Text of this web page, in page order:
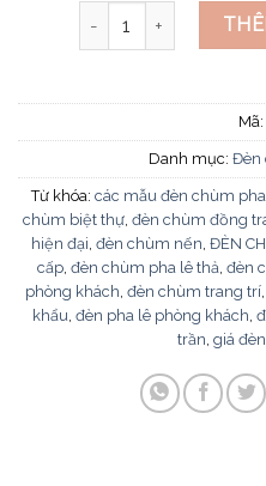
Đèn chùm pha lê
Mã:
Danh mục: Đèn
Từ khóa: các mẫu đèn chùm
chùm biệt thự, đèn chùm đồng
hiện đại, đèn chùm nến, ĐÈN
cấp, đèn chùm pha lê thả, đèn
phòng khách, đèn chùm trang trí,
khẩu, đèn pha lê phòng khách,
trần, giá